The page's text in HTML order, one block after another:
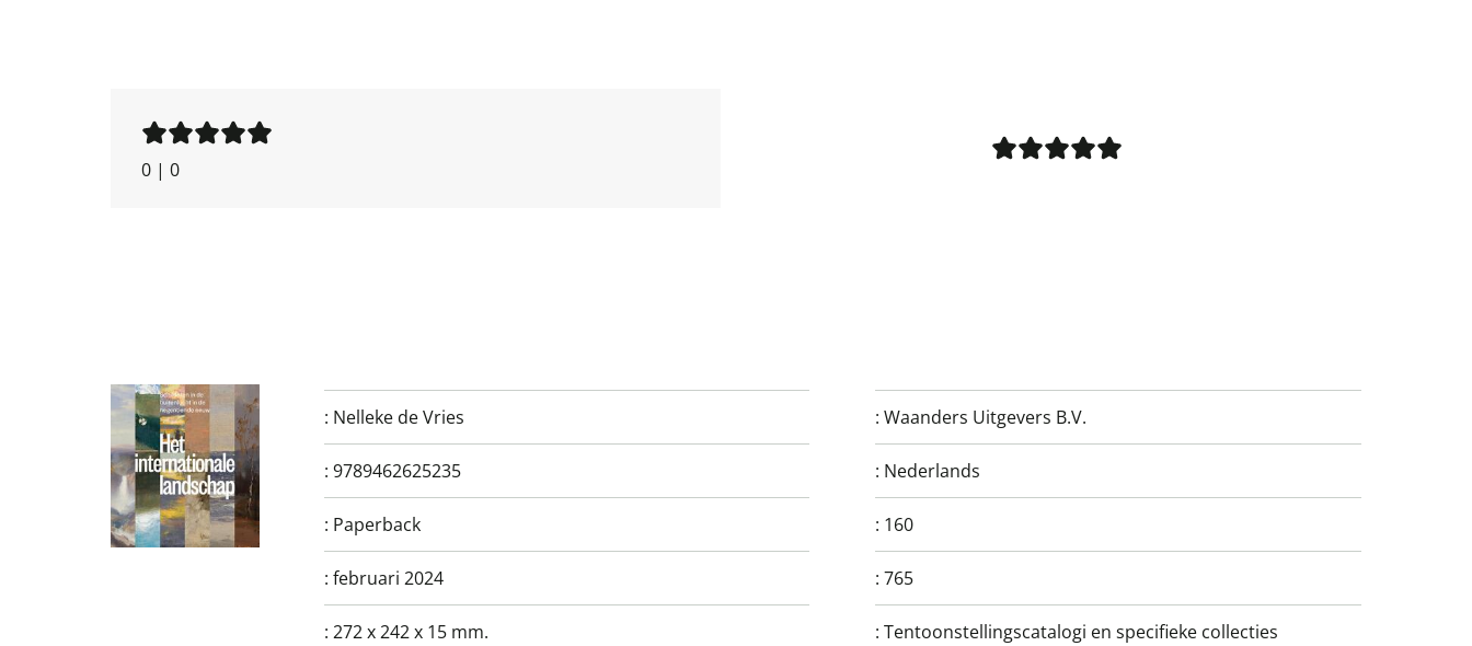
0 | 0
: Nelleke de Vries :Waanders Uitgevers B.V.
: 9789462625235 : Nederlands
: Paperback : 160
: februari 2024 :765
: 272 x 242 x 15 mm. :Tentoonstellingscatalogi en specifieke collecties